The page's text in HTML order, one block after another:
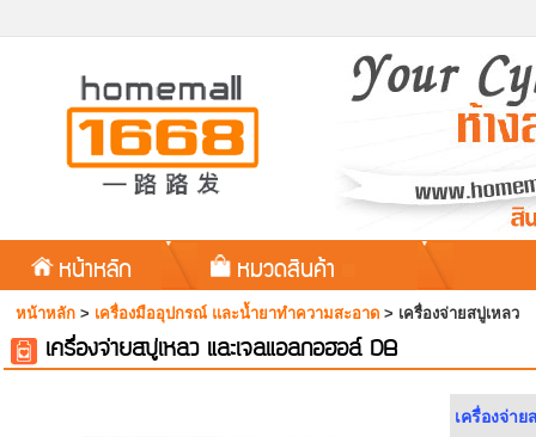
หน้าหลัก หมวดสินค้า
หน้าหลัก > เครื่องมืออุปกรณ์ และน้ำยาทำความสะอาด > เครื่องจ่ายสบู่เหลว
เครื่องจ่ายสบู่เหลว และเจลแอลกอฮอล์ DB
เครื่องจ่า